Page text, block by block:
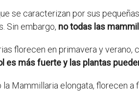
se caracterizan por sus
Sin embargo, no todas las
florecen en primavera y verano,
es más fuerte y las plantas
Mammillaria elongata, florecen